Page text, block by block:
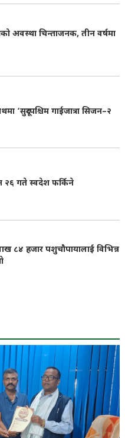
अवस्था चिन्ताजनक, तीन वर्षमा
‘सुदूरपश्चिम गाईजात्रा सिजन–२
२६ गते स्वदेश फर्किने
८४ हजार पशुचौपायालाई विभिन्न